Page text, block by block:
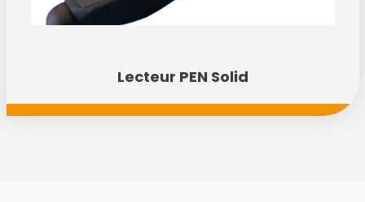
Lecteur PEN Solid